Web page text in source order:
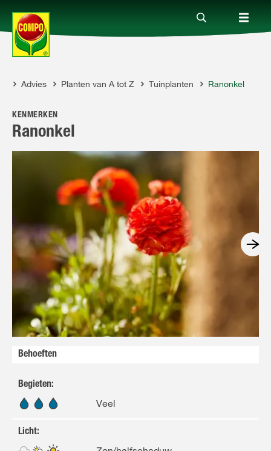
Producten
Advies
Tot je dienst
Onderneming
NL
COMPO
Advies Planten van A tot Z Tuinplanten Ranonkel
KENMERKEN
Ranonkel
Behoeften
Begieten:
Veel
Licht: